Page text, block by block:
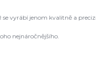
se vyrábí jenom kvalitně a
nejnáročnějšího.